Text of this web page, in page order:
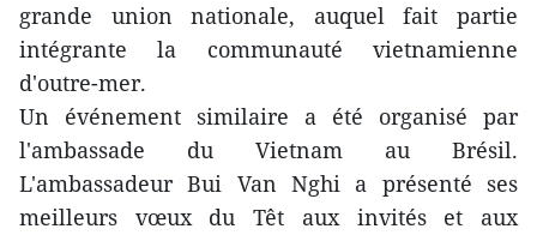
grande union nationale, auquel fait partie
intégrante la communauté vietnamienne
d'outre-mer.
Un événement similaire a été organisé par
l'ambassade du Vietnam au Brésil.
L'ambassadeur Bui Van Nghi a présenté ses
meilleurs vœux du Têt aux invités et aux